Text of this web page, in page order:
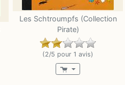
Les Schtroumpfs (Collection
Pirate)
(2/5 pour 1 avis)